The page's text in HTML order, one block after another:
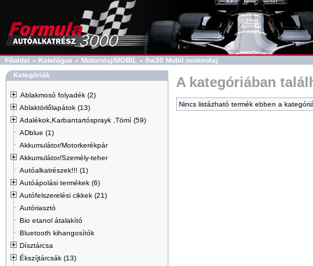
Főoldal » Katalógus » Motorolaj/MOBIL » 0w30 Mobil motorolaj
Kategóriák
Ablakmosó folyadék (2)
Ablaktörlőlapátok (13)
Adalékok,Karbantartósprayk ,Tömí (59)
ADblue (1)
Akkumulátor/Motorkerékpár
Akkumulátor/Személy-teher
Autóalkatrészek!!! (1)
Autóápolási termékek (6)
Autófelszerelési cikkek (21)
Autóriasztó
Bio etanol átalakító
Bluetooth kihangosítók
Dísztárcsa
Ékszíjtárcsák (13)
A kategóriában
Nincs listázható termék ebben a